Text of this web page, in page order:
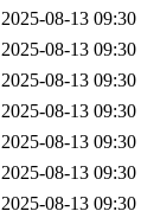
2025-08-13 09:30
2025-08-13 09:30
2025-08-13 09:30
2025-08-13 09:30
2025-08-13 09:30
2025-08-13 09:30
2025-08-13 09:30